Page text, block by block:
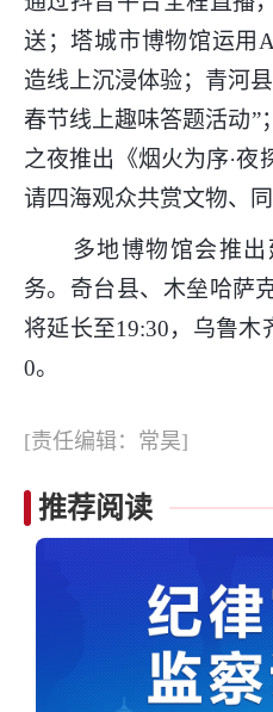
送；塔城市博物馆运用
造线上沉浸体验；青河
春节线上趣味答题活动”
之夜推出《烟火为序·夜
请四海观众共赏文物、同
多地博物馆会推出
务。奇台县、木垒哈萨
将延长至19:30，乌鲁木
0。
[责任编辑：常昊]
推荐阅读